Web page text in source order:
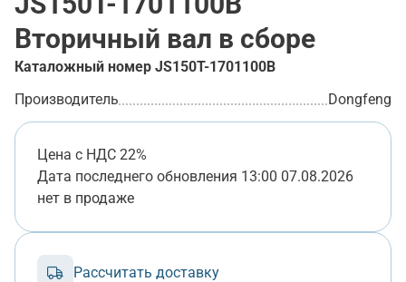
Вторичный вал в сборе
Каталожный номер JS150T-1701100B
Производитель
Dongfeng
Цена с НДС 22%
Дата последнего обновления 13:00 07.08.2026
нет в продаже
Рассчитать доставку